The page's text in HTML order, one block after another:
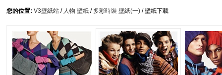
您的位置: V3壁紙站 / 人物 壁紙 / 多彩時裝 壁紙(一) / 壁紙下載